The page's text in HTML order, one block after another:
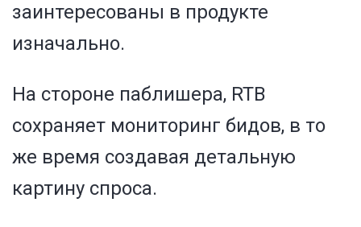
заинтересованы в продукте
изначально.
На стороне паблишера, RTB
сохраняет мониторинг бидов, в то
же время создавая детальную
картину спроса.